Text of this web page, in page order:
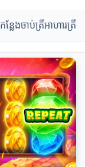
កន្លែងចាប់ត្រីអាហារត្រី